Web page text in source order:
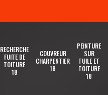
RECHERCHE
FUITE DE
TOITURE
18
COUVREUR
CHARPENTIER
18
PEINTURE
SUR
TUILE ET
TOITURE
18